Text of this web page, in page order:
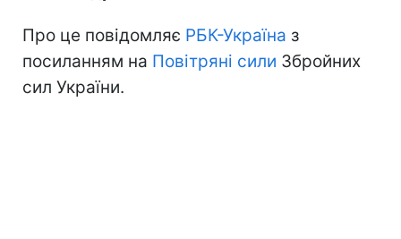
Про це повідомляє РБК-Україна з
посиланням на Повітряні сили Збройних
сил України.